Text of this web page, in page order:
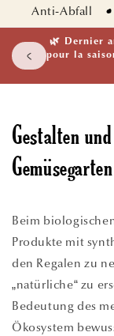
Anti-Abfall
🌱
Gestalten
Gemüsegarten
Beim
Produkte mit
den Regalen zu
„natürliche“ zu
Bedeutung des
Ökosystem